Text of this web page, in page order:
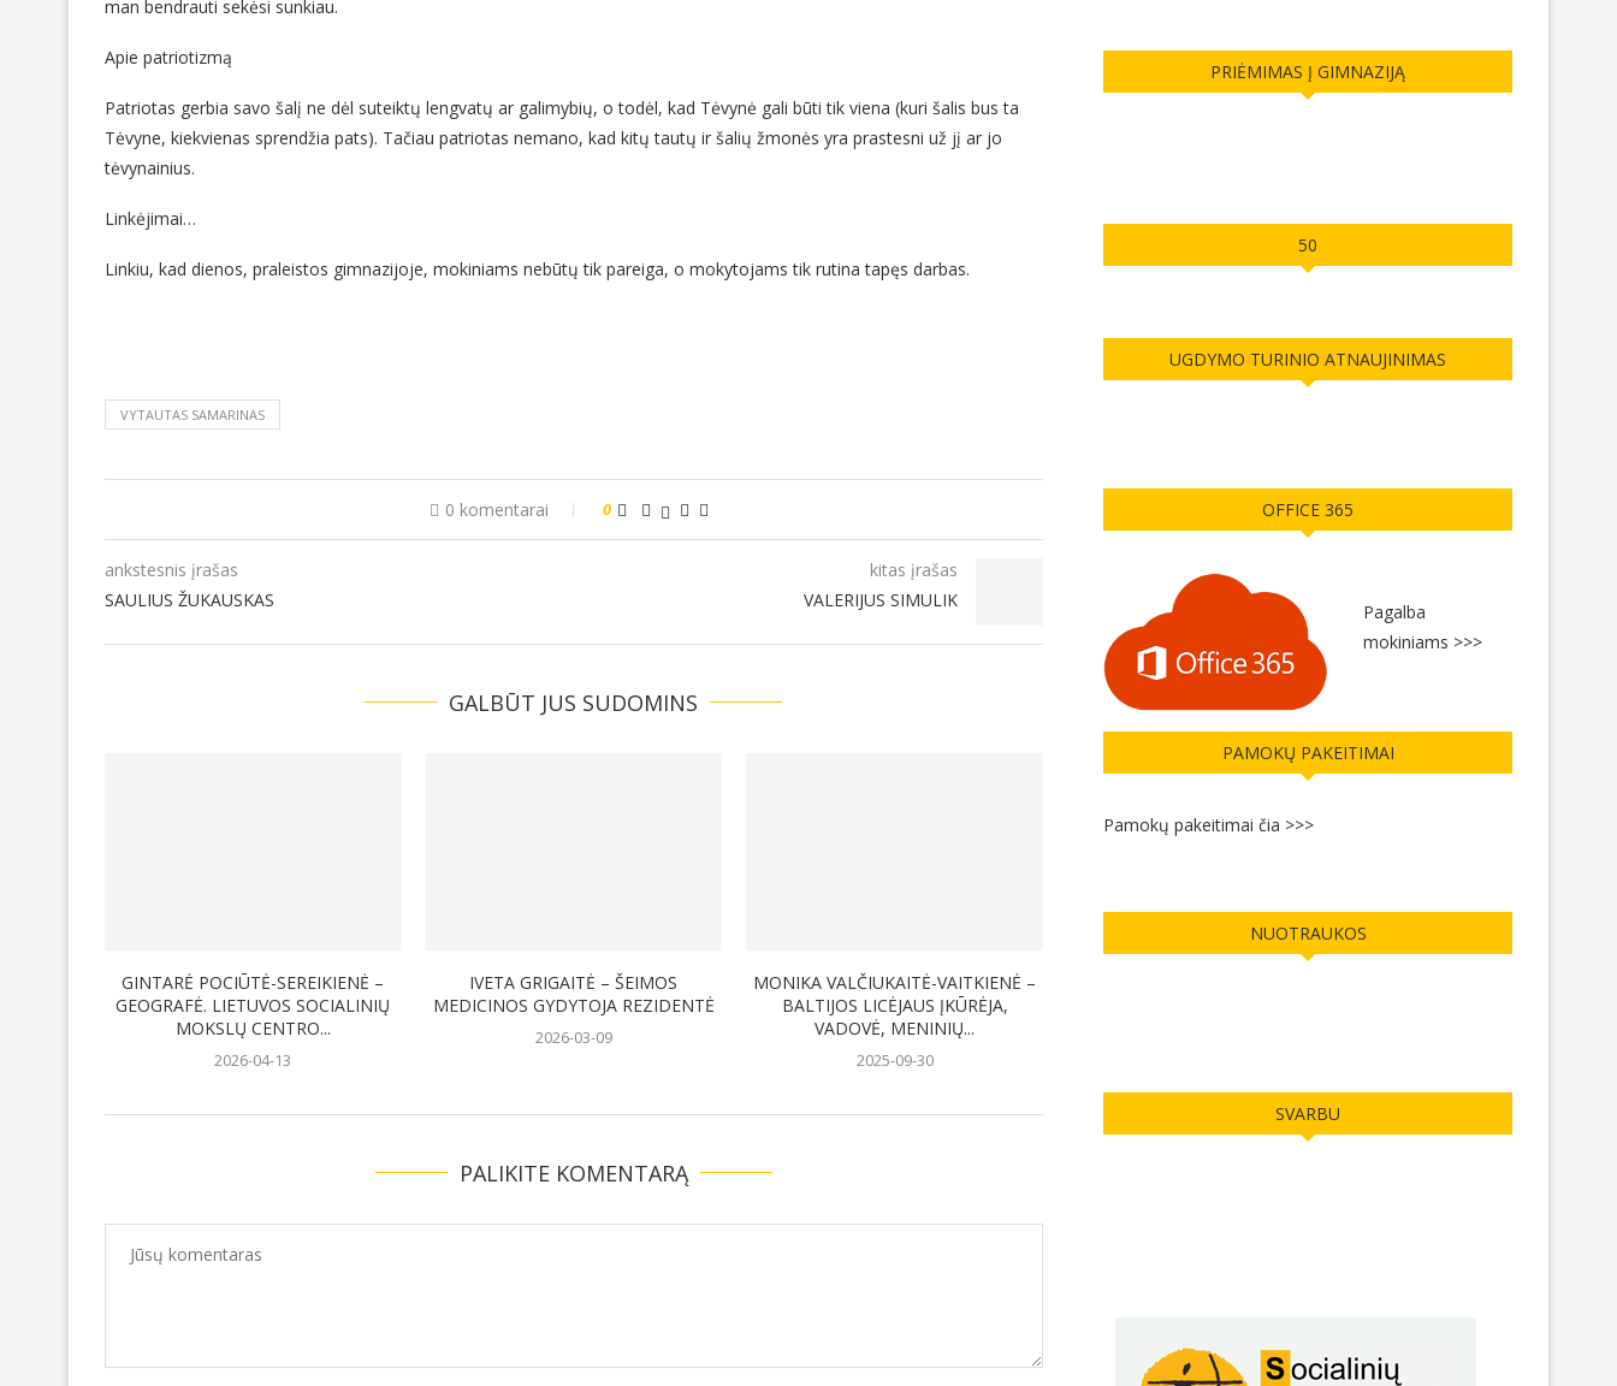
man bendrauti sekėsi sunkiau.
Apie patriotizmą
Patriotas gerbia savo šalį ne dėl suteiktų lengvatų ar galimybių, o todėl, kad Tėvynė gali būti tik viena (kuri šalis bus ta
Tėvyne, kiekvienas sprendžia pats). Tačiau patriotas nemano, kad kitų tautų ir šalių žmonės yra prastesni už jį ar jo
tėvynainius.
Linkėjimai…
Linkiu, kad dienos, praleistos gimnazijoje, mokiniams nebūtų tik pareiga, o mokytojams tik rutina tapęs darbas.
VYTAUTAS SAMARINAS
0 komentarai 0
ankstesnis įrašas
SAULIUS ŽUKAUSKAS
kitas įrašas
VALERIJUS SIMULIK
GALBŪT JUS SUDOMINS
GINTARĖ POCIŪTĖ-SEREIKIENĖ –
GEOGRAFĖ. LIETUVOS SOCIALINIŲ
MOKSLŲ CENTRO...
2026-04-13
IVETA GRIGAITĖ – ŠEIMOS
MEDICINOS GYDYTOJA REZIDENTĖ
2026-03-09
MONIKA VALČIUKAITĖ-VAITKIENĖ –
BALTIJOS LICĖJAUS ĮKŪRĖJA,
VADOVĖ, MENINIŲ...
2025-09-30
PALIKITE KOMENTARĄ
PRIĖMIMAS Į GIMNAZIJĄ
50
UGDYMO TURINIO ATNAUJINIMAS
OFFICE 365
Pagalba
mokiniams >>>
PAMOKŲ PAKEITIMAI
Pamokų pakeitimai čia >>>
NUOTRAUKOS
SVARBU